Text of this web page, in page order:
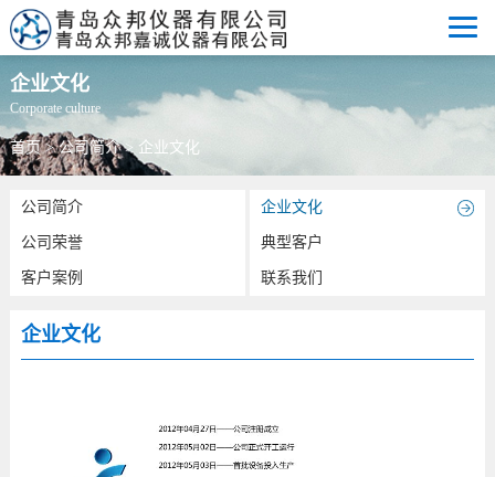
企业文化
Corporate culture
首页>公司简介> 企业文化
公司简介 企业文化
公司荣誉 典型客户
客户案例 联系我们
企业文化